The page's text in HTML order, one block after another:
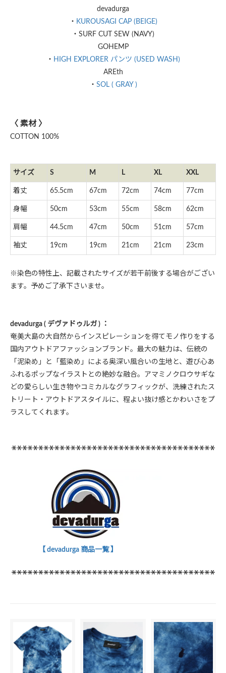
devadurga
・ KUROUSAGI CAP (BEIGE)
・SURF CUT SEW (NAVY)
GOHEMP
・ HIGH EXPLORER パンツ (USED WASH)
AREth
・ SOL ( GRAY )
〈 素材 〉
COTTON 100%
サイズ S M L XL XXL
着丈 65.5cm 67cm 72cm 74cm 77cm
身幅 50cm 53cm 55cm 58cm 62cm
肩幅 44.5cm 47cm 50cm 51cm 57cm
袖丈 19cm 19cm 21cm 21cm 23cm
※染色の特性上、記載されたサイズが若干前後する場合がござい
ます。予めご了承下さいませ。
devadurga ( デヴァドゥルガ ) ：
奄美大島の大自然からインスピレーションを得てモノ作りをする
国内アウトドアファッションブランド。最大の魅力は、伝統の
「泥染め」と「藍染め」による奥深い風合いの生地と、遊び心あ
ふれるポップなイラストとの絶妙な融合。アマミノクロウサギな
どの愛らしい生き物やコミカルなグラフィックが、洗練されたス
トリート・アウトドアスタイルに、程よい抜け感とかわいさをプ
ラスしてくれます。
【 devadurga 商品一覧 】